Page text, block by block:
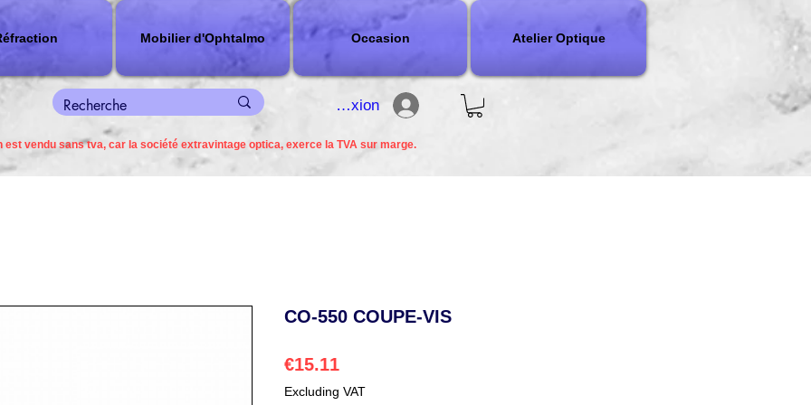
Mobilier d'Ophtalmo Occasion Atelier Optique
connexion
est vendu sans tva, car la société extravintage optica, exerce la TVA sur marge.
CO-550 COUPE-VIS
€15.11
Excluding VAT